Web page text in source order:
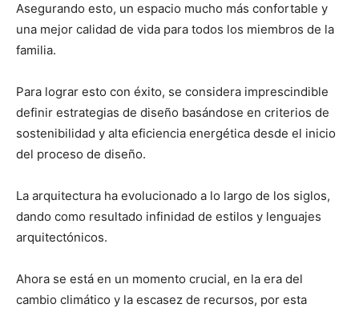
Asegurando esto, un espacio mucho más confortable y
una mejor calidad de vida para todos los miembros de la
familia.
Para lograr esto con éxito, se considera imprescindible
definir estrategias de diseño basándose en criterios de
sostenibilidad y alta eficiencia energética desde el inicio
del proceso de diseño.
La arquitectura ha evolucionado a lo largo de los siglos,
dando como resultado infinidad de estilos y lenguajes
arquitectónicos.
Ahora se está en un momento crucial, en la era del
cambio climático y la escasez de recursos, por esta